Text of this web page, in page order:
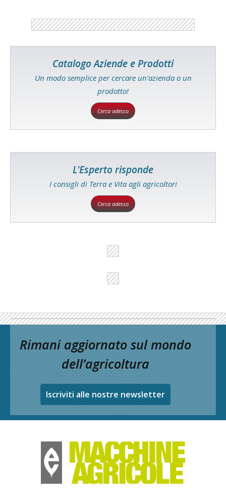
Catalogo Aziende e Prodotti
Un modo semplice per cercare un'azienda o un
prodotto!
Cerca adesso
L'Esperto risponde
I consigli di Terra e Vita agli agricoltori
Cerca adesso
Rimani aggiornato sul mondo
dell’agricoltura
Iscriviti alle nostre newsletter